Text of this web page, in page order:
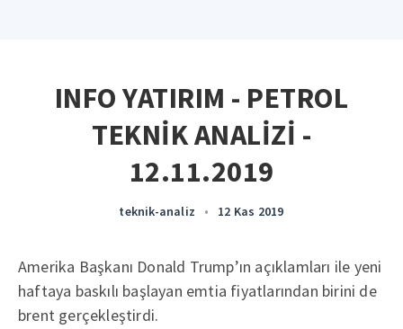
INFO YATIRIM - PETROL
TEKNİK ANALİZİ -
12.11.2019
teknik-analiz • 12 Kas 2019
Amerika Başkanı Donald Trump’ın açıklamları ile yeni
haftaya baskılı başlayan emtia fiyatlarından birini de
brent gerçekleştirdi.